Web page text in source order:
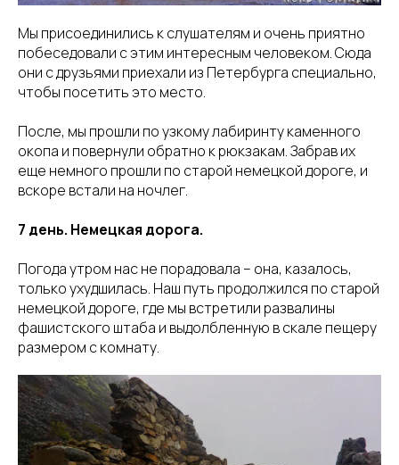
Мы присоединились к слушателям и очень приятно
побеседовали с этим интересным человеком. Сюда
они с друзьями приехали из Петербурга специально,
чтобы посетить это место.
После, мы прошли по узкому лабиринту каменного
окопа и повернули обратно к рюкзакам. Забрав их
еще немного прошли по старой немецкой дороге, и
вскоре встали на ночлег.
7 день. Немецкая дорога.
Погода утром нас не порадовала – она, казалось,
только ухудшилась. Наш путь продолжился по старой
немецкой дороге, где мы встретили развалины
фашистского штаба и выдолбленную в скале пещеру
размером с комнату.